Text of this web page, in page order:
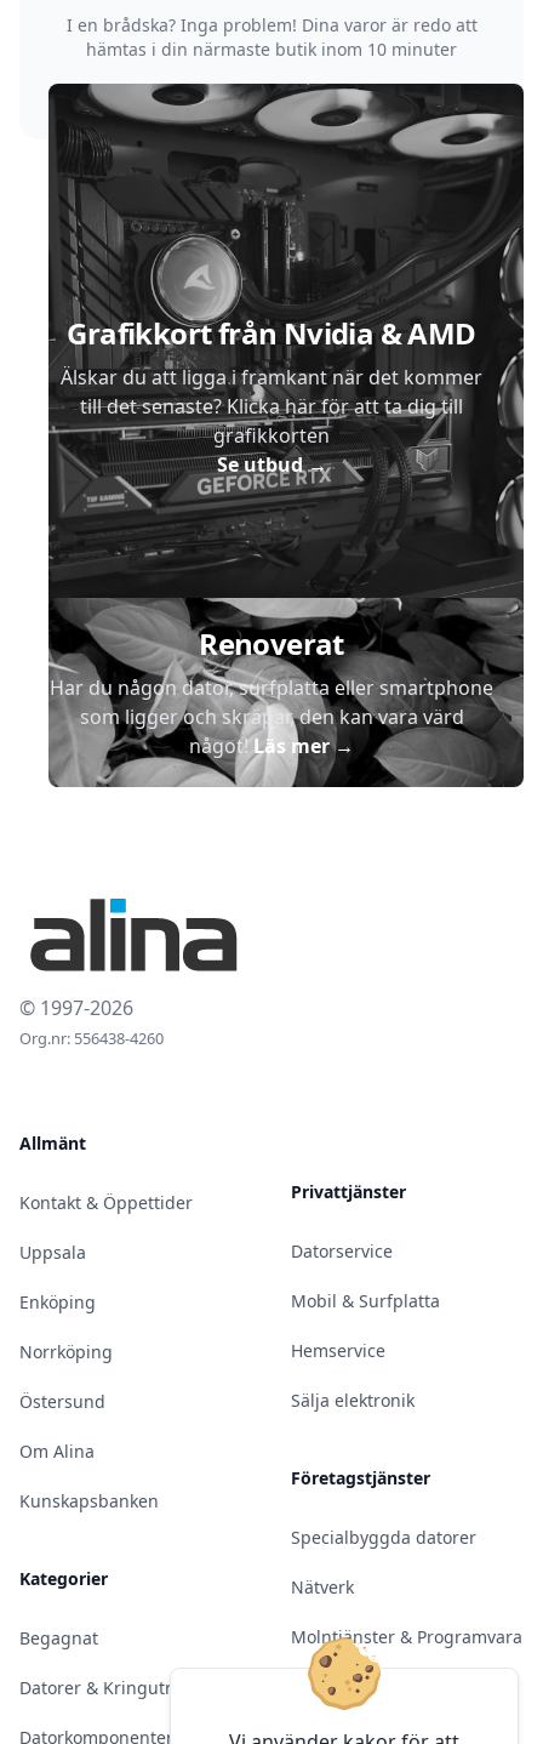
I en brådska? Inga problem! Dina varor är redo att
hämtas i din närmaste butik inom 10 minuter
Grafikkort från Nvidia & AMD
Älskar du att ligga i framkant när det kommer
till det senaste? Klicka här för att ta dig till
grafikkorten
Se utbud→
Renoverat
Har du någon dator, surfplatta eller smartphone
som ligger och skräpar, den kan vara värd
något!Läs mer→
© 1997-2026
Org.nr: 556438-4260
Allmänt
Kontakt & Öppettider
Uppsala
Enköping
Norrköping
Östersund
Om Alina
Kunskapsbanken
Kategorier
Begagnat
Datorer & Kringutrustning
Datorkomponenter
Privattjänster
Datorservice
Mobil & Surfplatta
Hemservice
Sälja elektronik
Företagstjänster
Specialbyggda datorer
Nätverk
Molntjänster & Programvara
Server & Backup
Kameraövervakning